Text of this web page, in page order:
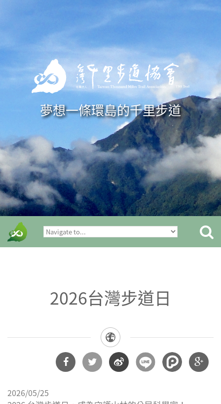
夢想一條環島的千里步道
2026台灣步道日
到
到
到微
2026/05/25